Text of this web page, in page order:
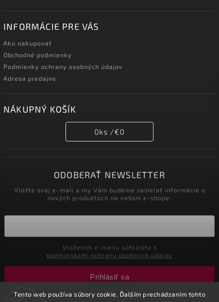
Tento web používa súbory cookie. Ďalším prechádzaním tohto
INFORMÁCIE PRE VÁS
Ako nakupovať
Obchodné podmienky
Podmienky ochrany osobných údajov
Adresa predajne
NÁKUPNÝ KOŠÍK
0ks /€0
ODOBERAŤ NEWSLETTER
Vložte svoj e-mail a my Vám budeme zasielať informácie o
nových produktoch na našom e-shope.
podmienkami ochrany osobných údajov
Prihlásiť sa